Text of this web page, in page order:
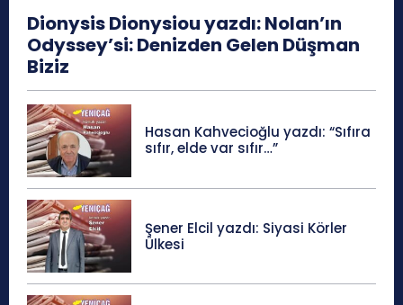
Dionysis Dionysiou yazdı: Nolan’ın
Odyssey’si: Denizden Gelen Düşman
Biziz
Hasan Kahvecioğlu yazdı: “Sıfıra
sıfır, elde var sıfır…”
Şener Elcil yazdı: Siyasi Körler
Ülkesi